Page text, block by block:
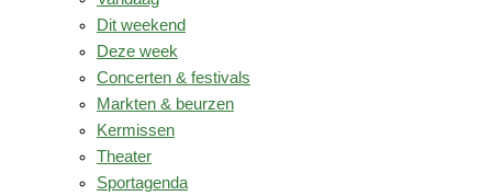
Dit weekend
Deze week
Concerten & festivals
Markten & beurzen
Kermissen
Theater
Sportagenda